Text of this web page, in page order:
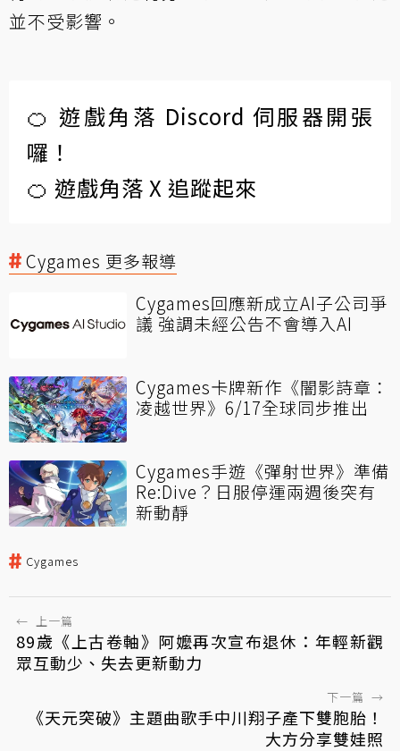
並不受影響。
🍊 遊戲角落 Discord 伺服器開張
囉！
🍊 遊戲角落 X 追蹤起來
Cygames 更多報導
Cygames回應新成立AI子公司爭
議 強調未經公告不會導入AI
Cygames卡牌新作《闇影詩章：
凌越世界》6/17全球同步推出
Cygames手遊《彈射世界》準備
Re:Dive？日服停運兩週後突有
新動靜
Cygames
← 上一篇
89歲《上古卷軸》阿嬤再次宣布退休：年輕新觀
眾互動少、失去更新動力
下一篇 →
《天元突破》主題曲歌手中川翔子產下雙胞胎！
大方分享雙娃照